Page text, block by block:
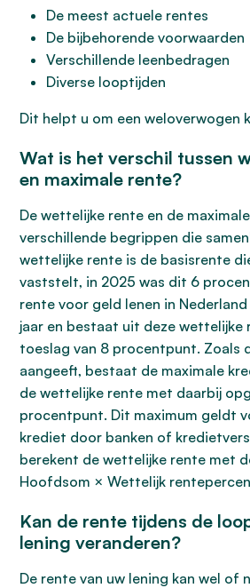
De meest actuele rentes
De bijbehorende voorwaarden
Verschillende leenbedragen
Diverse looptijden
Dit helpt u om een weloverwogen
Wat is het verschil tussen
en maximale rente?
De wettelijke rente en de
verschillende begrippen die
wettelijke rente is de basisrente
vaststelt, in 2025 was dit 6
rente voor geld lenen in
jaar en bestaat uit deze wettelijke
toeslag van 8 procentpunt. Zoals
aangeeft, bestaat de maximale
de wettelijke rente met daarbij
procentpunt. Dit maximum geldt
krediet door banken of
berekent de wettelijke rente met
Hoofdsom × Wettelijk
Kan de rente tijdens de
lening veranderen?
De rente van uw lening kan wel of